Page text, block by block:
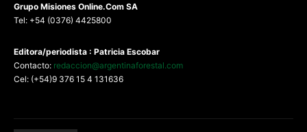
Grupo Misiones Online.Com SA
Tel: +54 (0376) 4425800
Editora/periodista : Patricia Escobar
Contacto: redaccion@argentinaforestal.com
Cel: (+54)9 376 15 4 131636